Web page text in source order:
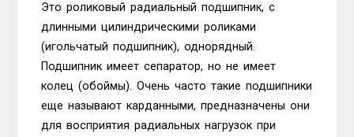
Это роликовый радиальный подшипник, с
длинными цилиндрическими роликами
(игольчатый подшипник), однорядный.
Подшипник имеет сепаратор, но не имеет
колец (обоймы). Очень часто такие подшипники
еще называют карданными, предназначены они
для восприятия радиальных нагрузок при